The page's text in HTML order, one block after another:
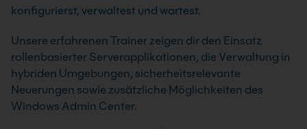
konfigurierst, verwaltest und wartest.
Unsere erfahrenen Trainer zeigen dir den Einsatz
rollenbasierter Serverapplikationen, die Verwaltung in
hybriden Umgebungen, sicherheitsrelevante
Neuerungen sowie zusätzliche Möglichkeiten des
Windows Admin Center.